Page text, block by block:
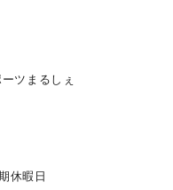
ツまるしぇ
休暇日